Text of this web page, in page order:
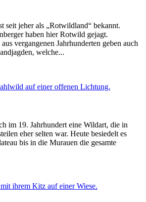
seit jeher als „Rotwildland“ bekannt.
haben hier Rotwild gejagt.
vergangenen Jahrhunderten geben auch
welche...
im 19. Jahrhundert eine Wildart, die in
eher selten war. Heute besiedelt es
bis in die Murauen die gesamte